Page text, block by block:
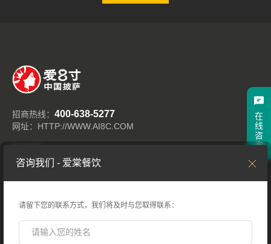
招商热线： 400-638-5277
网址：HTTP://WWW.AI8C.COM
在
线
咨
询
咨询我们 - 爱棠餐饮
请留下您的联系方式，我们将及时与您取得联系：